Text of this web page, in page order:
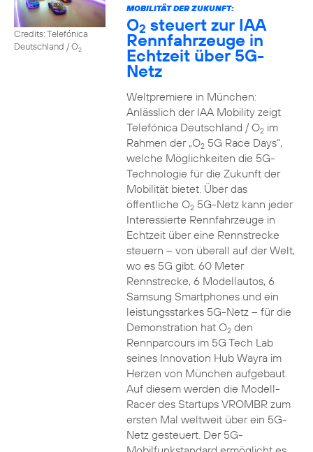
Credits: Telefónica
Deutschland / O2
MOBILITÄT DER ZUKUNFT:
O2 steuert zur IAA
Rennfahrzeuge in
Echtzeit über 5G-
Netz
Weltpremiere in München:
Anlässlich der IAA Mobility zeigt
Telefónica Deutschland / O2im
Rahmen der „O25G Race Days“,
welche Möglichkeiten die 5G-
Technologie für die Zukunft der
Mobilität bietet. Über das
öffentliche O25G-Netz kann jeder
Interessierte Rennfahrzeuge in
Echtzeit über eine Rennstrecke
steuern – von überall auf der Welt,
wo es 5G gibt. 60 Meter
Rennstrecke, 6 Modellautos, 6
Samsung Smartphones und ein
leistungsstarkes 5G-Netz – für die
Demonstration hat O2den
Rennparcours im 5G Tech Lab
seines Innovation Hub Wayra im
Herzen von München aufgebaut.
Auf diesem werden die Modell-
Racer des Startups VROMBR zum
ersten Mal weltweit über ein 5G-
Netz gesteuert. Der 5G-